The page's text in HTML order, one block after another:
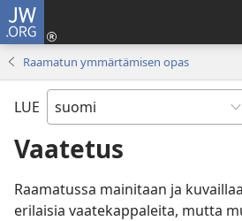
JW.ORG
Raamatun ymmärtämisen opas
LUE
Vaatetus
Raamatussa mainitaan ja
erilaisia vaatekappaleita, mutta